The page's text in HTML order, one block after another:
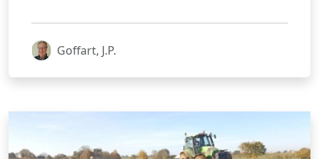
Goffart, J.P.